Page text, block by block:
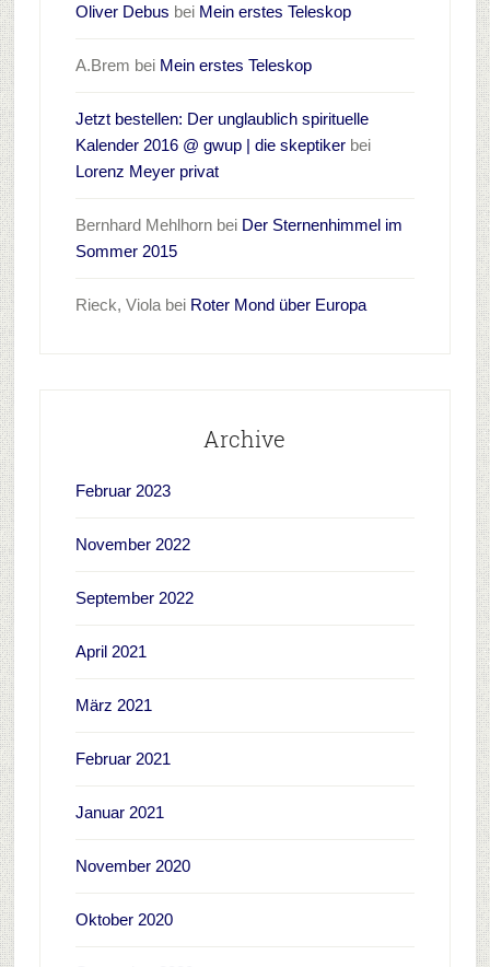
Oliver Debus bei Mein erstes Teleskop
A.Brem bei Mein erstes Teleskop
Jetzt bestellen: Der unglaublich spirituelle
Kalender 2016 @ gwup | die skeptikerbei
Lorenz Meyer privat
Bernhard Mehlhornbei Der Sternenhimmel im
Sommer 2015
Rieck, Violabei Roter Mond über Europa
Archive
Februar 2023
November 2022
September 2022
April 2021
März 2021
Februar 2021
Januar 2021
November 2020
Oktober 2020